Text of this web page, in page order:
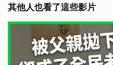
其他人也看了這些影片